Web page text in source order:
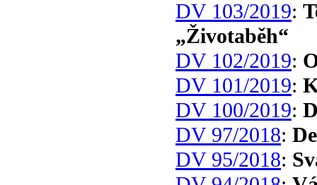
DV 103/2019:
„Životaběh“
DV 102/2019:
DV 101/2019:
DV 100/2019:
DV 97/2018:
DV 95/2018: